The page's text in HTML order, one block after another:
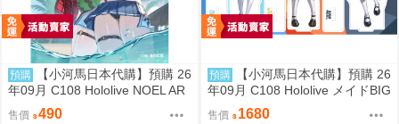
預購
【小河馬日本代購】預購 26
年09月 C108 Hololive NOEL AR
T part.8 繪師:わたお
售價 490
預購
【小河馬日本代購】預購 26
年09月 C108 Hololive メイドBIG
3壓克力牌 繪師:わたお
售價 1680